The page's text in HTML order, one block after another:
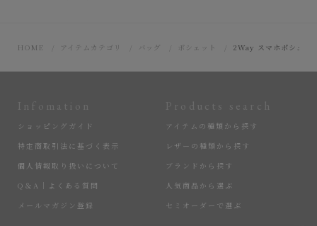
HOME アイテムカテゴリ バッグ ポシェット 2Way スマホポシェッ
Infomation
ショッピングガイド
特定商取引法に基づく表示
個人情報取り扱いについて
Q＆A｜よくある質問
メールマガジン登録
Products search
アイテムの種類から探す
レザーの種類から探す
ブランドから探す
人気商品から選ぶ
セミオーダーで選ぶ